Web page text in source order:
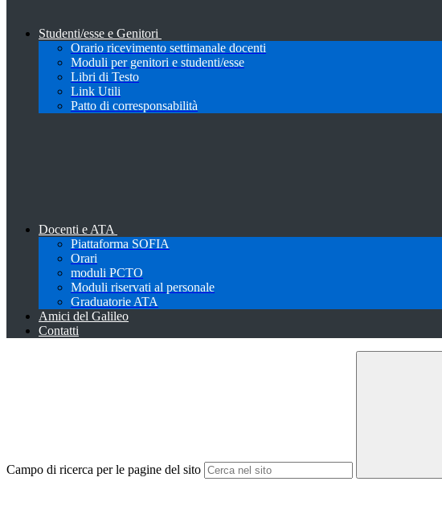
Studenti/esse e Genitori
Orario ricevimento settimanale docenti
Moduli per genitori e studenti/esse
Libri di Testo
Link Utili
Patto di corresponsabilità
Docenti e ATA
Piattaforma SOFIA
Orari
moduli PCTO
Moduli riservati al personale
Graduatorie ATA
Amici del Galileo
Contatti
Campo di ricerca per le pagine del sito